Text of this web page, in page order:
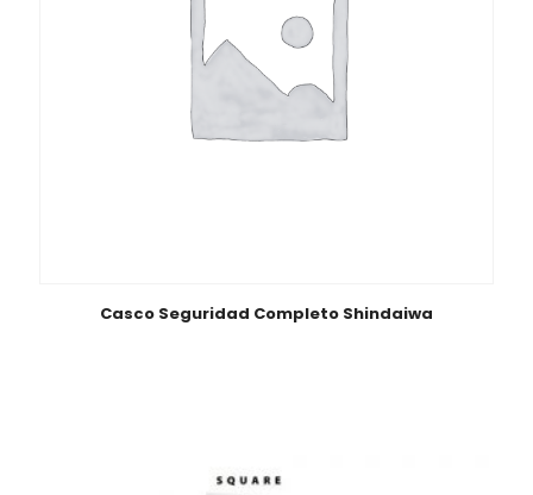
Casco Seguridad Completo Shindaiwa